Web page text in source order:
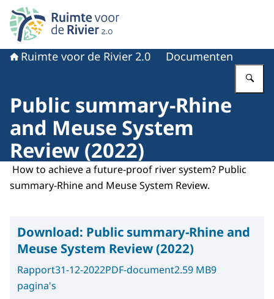
Naar de homepage van Ruimte voor de rivier 2.0
Ruimte voor de Rivier 2.0 Documenten
Public summary-Rhine
and Meuse System
Review (2022)
How to achieve a future-proof river system? Public
summary-Rhine and Meuse System Review.
Download: Public summary-Rhine and
Meuse System Review (2022)
Rapport31-12-2022PDF-document2.59 MB9
pagina's